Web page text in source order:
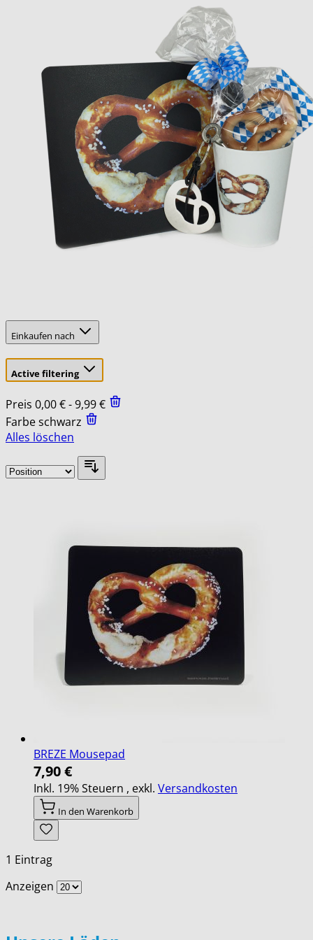
Einkaufen nach
Active filtering
Preis 0,00 € - 9,99 €
Farbeschwarz
Alles löschen
to
product
BREZE Mousepad
7,90 €
Inkl. 19% Steuern , exkl. Versandkosten
In den Warenkorb
1 Eintrag
Anzeigen